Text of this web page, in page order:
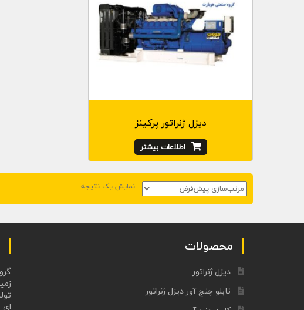
دیزل ژنراتور پرکینز
اطلاعات بیشتر
نمایش یک نتیجه
محصولات
دیزل ژنراتور
تابلو چنج آور دیزل ژنراتور